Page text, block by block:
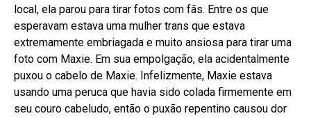
local, ela parou para tirar fotos com fãs. Entre os que
esperavam estava uma mulher trans que estava
extremamente embriagada e muito ansiosa para tirar uma
foto com Maxie. Em sua empolgação, ela acidentalmente
puxou o cabelo de Maxie. Infelizmente, Maxie estava
usando uma peruca que havia sido colada firmemente em
seu couro cabeludo, então o puxão repentino causou dor